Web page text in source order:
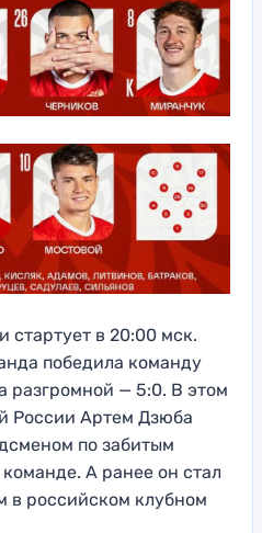
стартует в 20:00 мск.
победила команду
разгромной — 5:0. В этом
России Артем Дзюба
по забитым
А ранее он стал
в российском клубном